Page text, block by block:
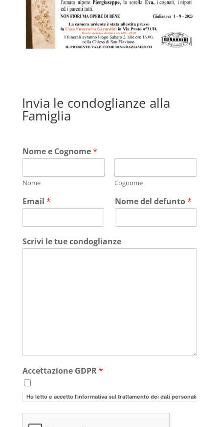
Invia le condoglianze alla
Famiglia
Nome e Cognome*
Nome Cognome
Email * Nome del defunto*
Scrivi le tue condoglianze
Accettazione GDPR*
Ho letto e accetto l'informativa sul trattamento dei dati personali